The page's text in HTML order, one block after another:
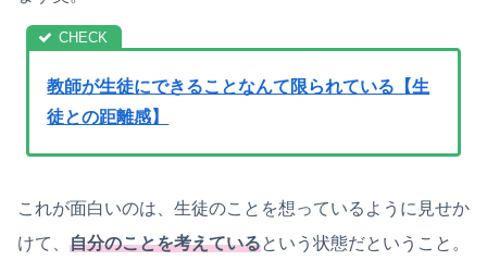
教師が生徒にできることなんて限られている【生
徒との距離感】
これが面白いのは、生徒のことを想っているように見せか
けて、 自分のことを考えているという状態だということ。